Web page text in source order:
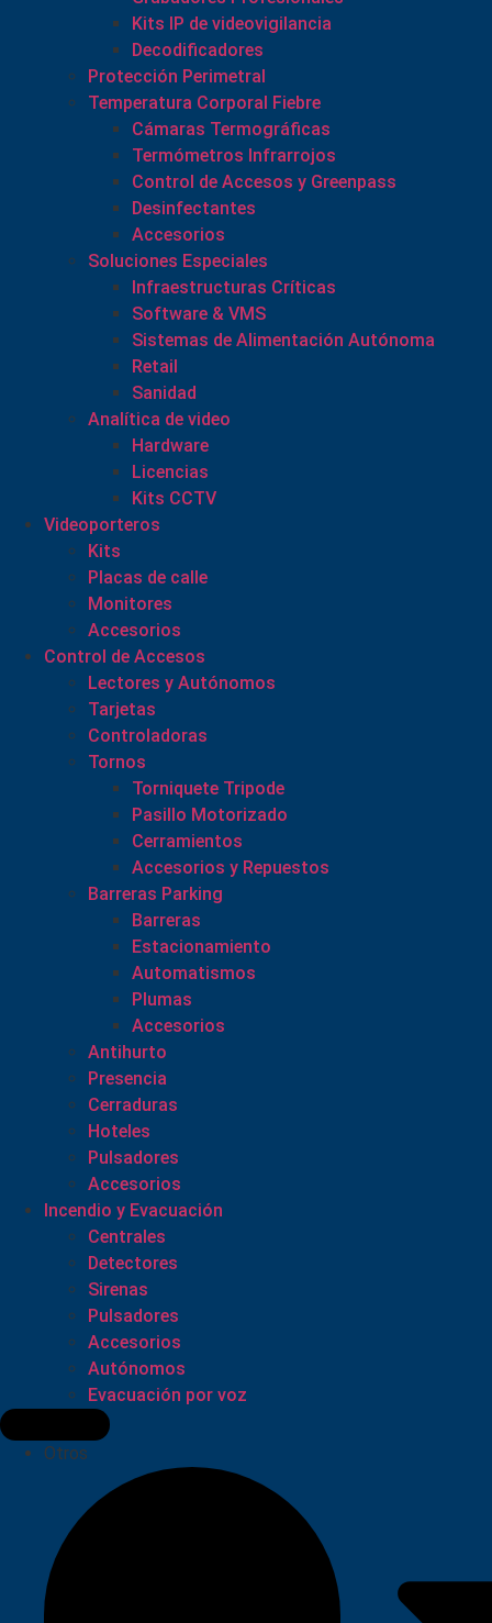
Kits IP de videovigilancia
Decodificadores
Protección Perimetral
Temperatura Corporal Fiebre
Cámaras Termográficas
Termómetros Infrarrojos
Control de Accesos y Greenpass
Desinfectantes
Accesorios
Soluciones Especiales
Infraestructuras Críticas
Software & VMS
Sistemas de Alimentación Autónoma
Retail
Sanidad
Analítica de video
Hardware
Licencias
Kits CCTV
Videoporteros
Kits
Placas de calle
Monitores
Accesorios
Control de Accesos
Lectores y Autónomos
Tarjetas
Controladoras
Tornos
Torniquete Tripode
Pasillo Motorizado
Cerramientos
Accesorios y Repuestos
Barreras Parking
Barreras
Estacionamiento
Automatismos
Plumas
Accesorios
Antihurto
Presencia
Cerraduras
Hoteles
Pulsadores
Accesorios
Incendio y Evacuación
Centrales
Detectores
Sirenas
Pulsadores
Accesorios
Autónomos
Evacuación por voz
Otros